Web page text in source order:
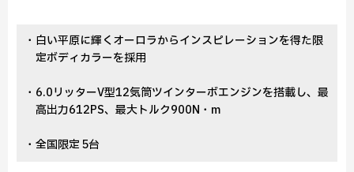
・白い平原に輝くオーロラからインスピレーションを得た限
定ボディカラーを採用
・6.0リッターV型12気筒ツインターボエンジンを搭載し、最
高出力612PS、最大トルク900N・m
・全国限定 5台